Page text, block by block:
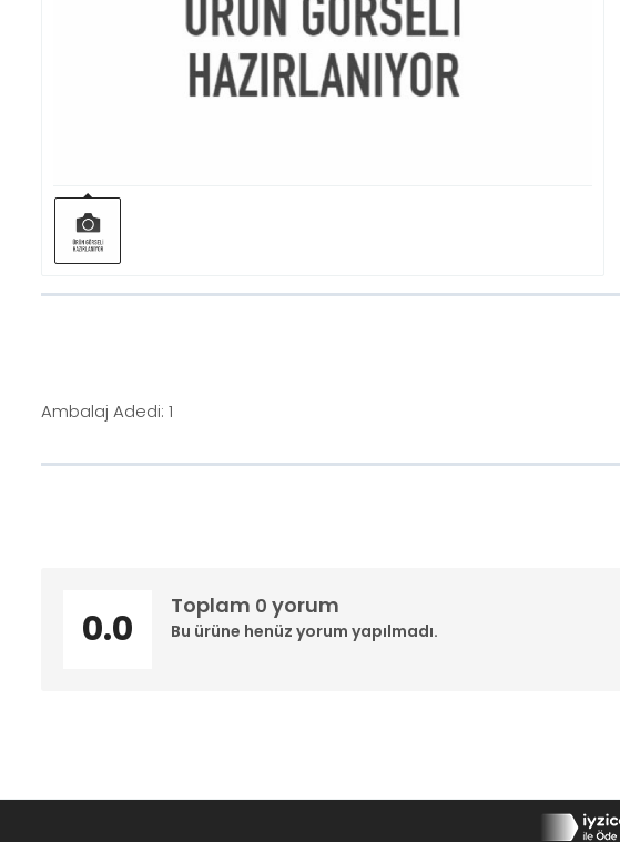
Ambalaj Adedi: 1
Toplam 0 yorum
Bu ürüne henüz yorum yapılmadı.
0.0